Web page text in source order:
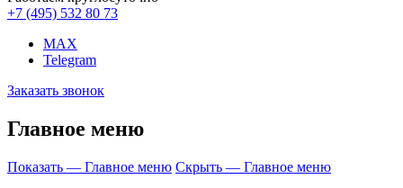
+7 (495) 532 80 73
MAX
Telegram
Заказать звонок
Главное меню
Показать — Главное меню Скрыть — Главное меню